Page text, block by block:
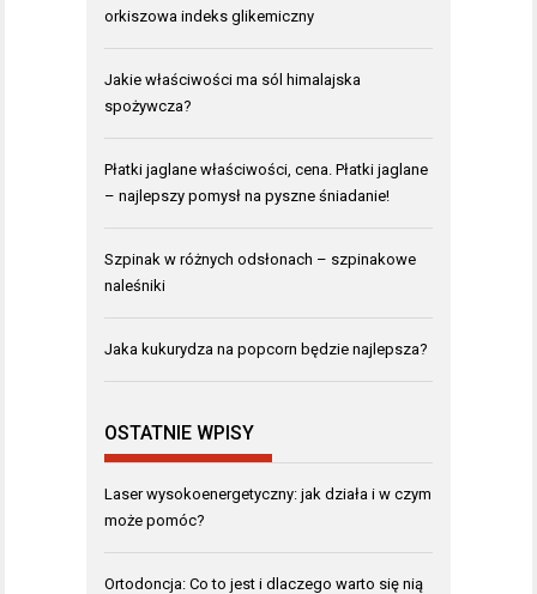
orkiszowa indeks glikemiczny
Jakie właściwości ma sól himalajska
spożywcza?
Płatki jaglane właściwości, cena. Płatki jaglane
– najlepszy pomysł na pyszne śniadanie!
Szpinak w różnych odsłonach – szpinakowe
naleśniki
Jaka kukurydza na popcorn będzie najlepsza?
OSTATNIE WPISY
Laser wysokoenergetyczny: jak działa i w czym
może pomóc?
Ortodoncja: Co to jest i dlaczego warto się nią